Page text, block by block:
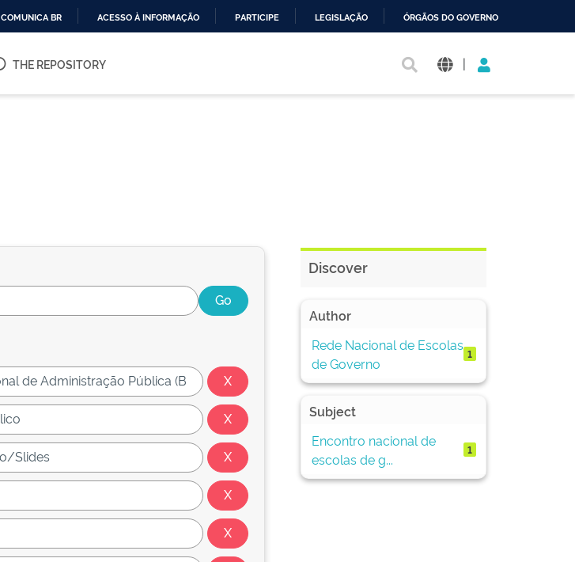
O
COMUNICA BR ACESSO À INFORMAÇÃO PARTICIPE LEGISLAÇÃO ÓRGÃOS DO GOVERNO
THE REPOSITORY |
Discover
Author
Rede Nacional de Escolas
de Governo
1
Subject
Encontro nacional de
escolas de g...
1